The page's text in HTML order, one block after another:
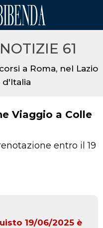
61
a Roma, nel Lazio
Viaggio a Colle
entro il 19
19/06/2025 è